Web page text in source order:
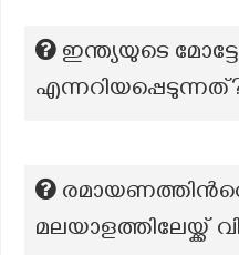
ഇന്ത്യയുടെ
മലയാളത്തിലേയ്ക്ക്